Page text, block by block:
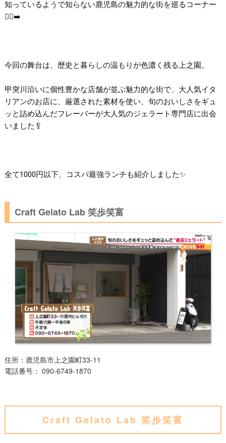
知っているようで知らない鹿児島の魅力的な街を巡るコーナー
🚶‍♂️‍➡️
今回の舞台は、歴史と暮らしの温もりが色濃く残る上之園。
甲突川沿いに個性豊かな店舗が並ぶ魅力的な街で、大人気イタ
リアンのお店に、厳選された素材を使い、旬のおいしさをギュ
ッと詰め込んだフレーバーが大人気のジェラート専門店に出会
いました🥄
全て1000円以下、コスパ最強ランチも紹介しました✨
Craft Gelato Lab 笑歩笑富
住所：鹿児島市上之園町33-11
電話番号： 090-6749-1870
Craft Gelato Lab 笑歩笑富